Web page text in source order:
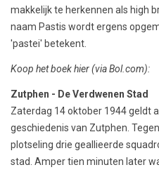
makkelijk te herkennen als high
naam Pastis wordt ergens
'pastei' betekent.
Koop het boek hier(via Bol.com):
Zutphen - De Verdwenen Stad
Zaterdag 14 oktober 1944 geldt
geschiedenis van Zutphen.
plotseling drie geallieerde
stad. Amper tien minuten later